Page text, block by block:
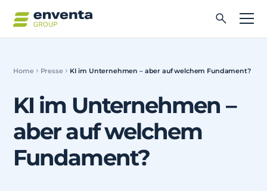
Home Presse KI im Unternehmen – aber auf welchem Fundament?
KI im Unternehmen –
aber auf welchem
Fundament?